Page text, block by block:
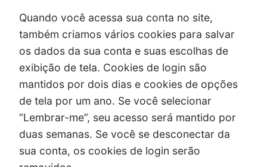
Quando você acessa sua conta no site,
também criamos vários cookies para salvar
os dados da sua conta e suas escolhas de
exibição de tela. Cookies de login são
mantidos por dois dias e cookies de opções
de tela por um ano. Se você selecionar
“Lembrar-me”, seu acesso será mantido por
duas semanas. Se você se desconectar da
sua conta, os cookies de login serão